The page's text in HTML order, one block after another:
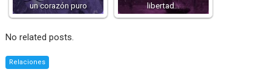
un corazón puro
libertad…
No related posts.
Relaciones